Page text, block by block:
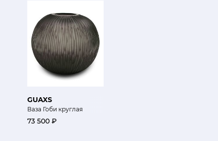
GUAXS
Ваза Гоби круглая
73 500 ₽